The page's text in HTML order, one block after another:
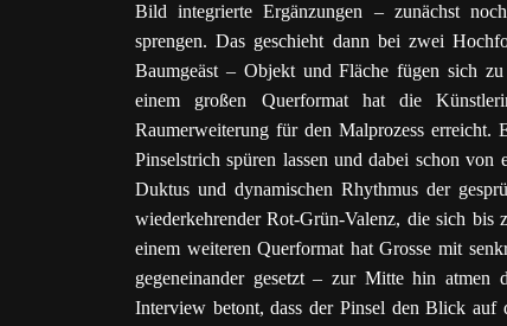
Bild integrierte Ergänzungen – zunächst
sprengen. Das geschieht dann bei zwei
Baumgeäst – Objekt und Fläche fügen sich
einem großen Querformat hat die
Raumerweiterung für den Malprozess erreicht.
Pinselstrich spüren lassen und dabei schon von
Duktus und dynamischen Rhythmus der
wiederkehrender Rot-Grün-Valenz, die sich
einem weiteren Querformat hat Grosse mit
gegeneinander gesetzt – zur Mitte hin
Interview betont, dass der Pinsel den Blick auf